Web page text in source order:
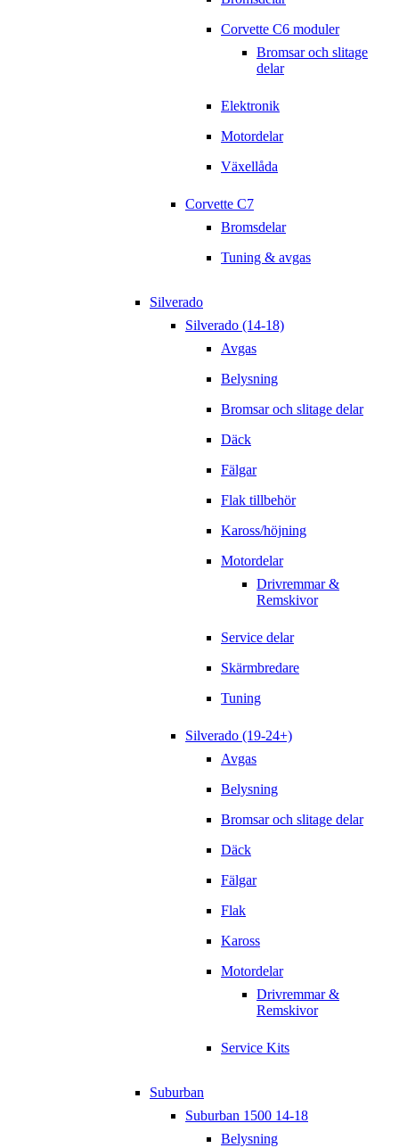
Corvette C6 moduler
Bromsar och slitage
delar
Elektronik
Motordelar
Växellåda
Corvette C7
Bromsdelar
Tuning & avgas
Silverado
Silverado (14-18)
Avgas
Belysning
Bromsar och slitage delar
Däck
Fälgar
Flak tillbehör
Kaross/höjning
Motordelar
Drivremmar &
Remskivor
Service delar
Skärmbredare
Tuning
Silverado (19-24+)
Avgas
Belysning
Bromsar och slitage delar
Däck
Fälgar
Flak
Kaross
Motordelar
Drivremmar &
Remskivor
Service Kits
Suburban
Suburban 1500 14-18
Belysning